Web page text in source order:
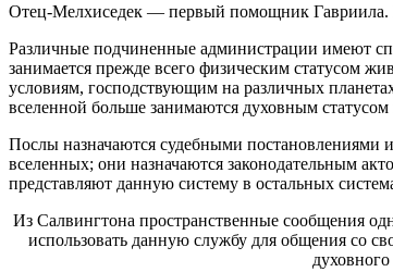
Отец-Мелхиседек — первый помощник Гавриила.
Различные подчиненные администрации имеют
занимается прежде всего физическим статусом
условиям, господствующим на различных
вселенной больше занимаются духовным
Послы назначаются судебными постановлениями
вселенных; они назначаются законодательным
представляют данную систему в остальных
Из Салвингтона пространственные сообщения
использовать данную службу для общения со